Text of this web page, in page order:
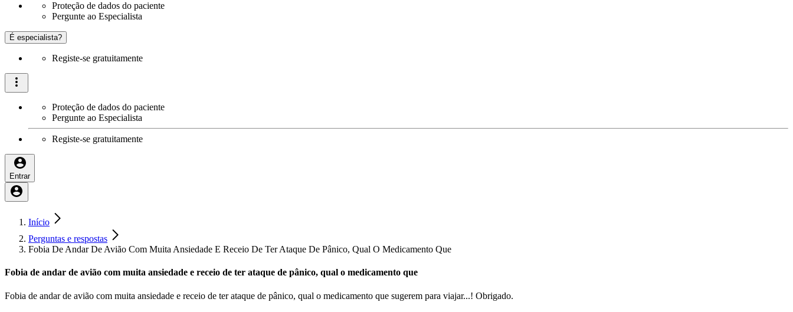
Proteção de dados do paciente
Pergunte ao Especialista
É especialista?
Registe-se gratuitamente
Proteção de dados do paciente
Pergunte ao Especialista
Registe-se gratuitamente
Entrar
Início
Perguntas e respostas
Fobia De Andar De Avião Com Muita Ansiedade E Receio De Ter Ataque De Pânico, Qual O Medicamento Que
Fobia de andar de avião com muita ansiedade e receio de ter ataque de pânico, qual o medicamento que
Fobia de andar de avião com muita ansiedade e receio de ter ataque de pânico, qual o medicamento que sugerem para viajar...! Obrigado.